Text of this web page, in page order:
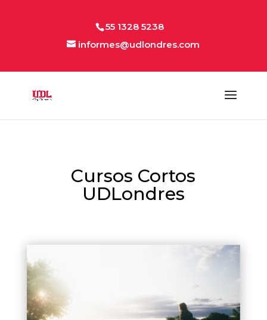
55 1328 5238
informes@udlondres.com
Cursos Cortos
UDLondres